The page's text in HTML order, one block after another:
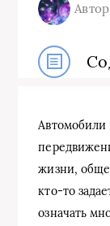
Автомобили
жизни,
кто-то
означать